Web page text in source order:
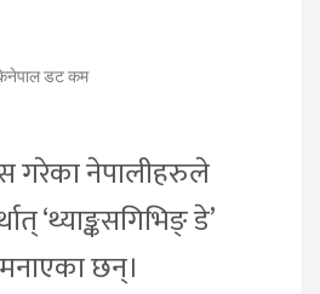
डट कम
गरेका नेपालीहरुले
‘थ्याङ्कसगिभिङ् डे’
छन्।